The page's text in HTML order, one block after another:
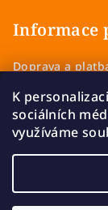
K
sociálních
využíváme
Informace
Doprava a
Zásady
Vrácení a